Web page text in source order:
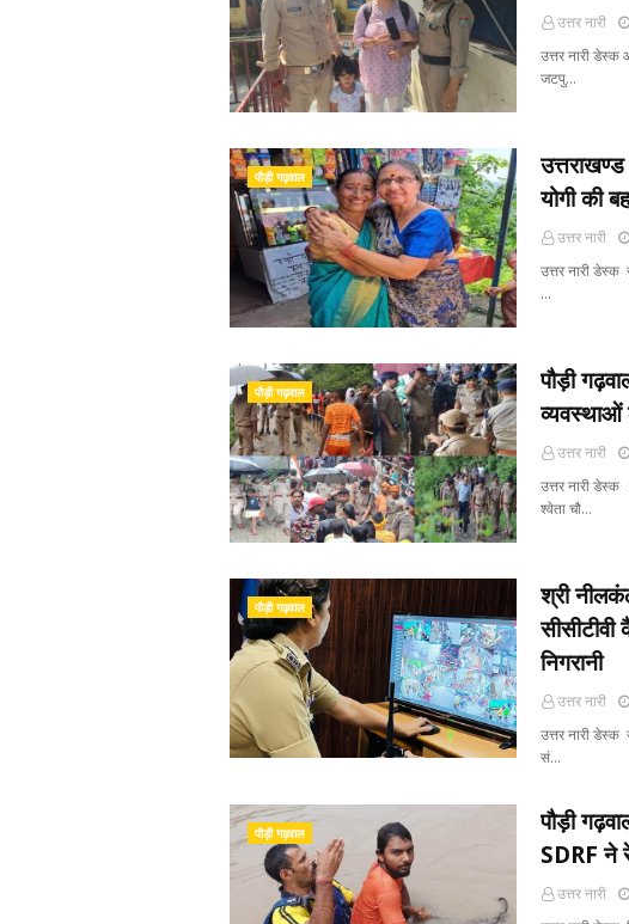
उत्तर नारी
उत्तर नारी डेस्क
जटपु…
पौड़ी गढ़वाल
योगी की
उत्तर नारी
उत्तर नारी
…
पौड़ी गढ़वाल
पौड़ी
व्यवस्थाओं
उत्तर नारी
उत्तर नारी
श्वेता चौ…
पौड़ी गढ़वाल
श्री
सीसीटीवी
निगरानी
उत्तर नारी
उत्तर नारी
सं…
पौड़ी गढ़वाल
पौड़ी
SDRF ने
उत्तर नारी